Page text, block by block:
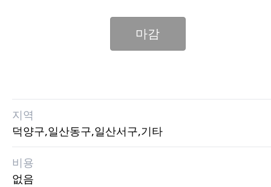
마감
지역
덕양구,일산동구,일산서구,기타
비용
없음